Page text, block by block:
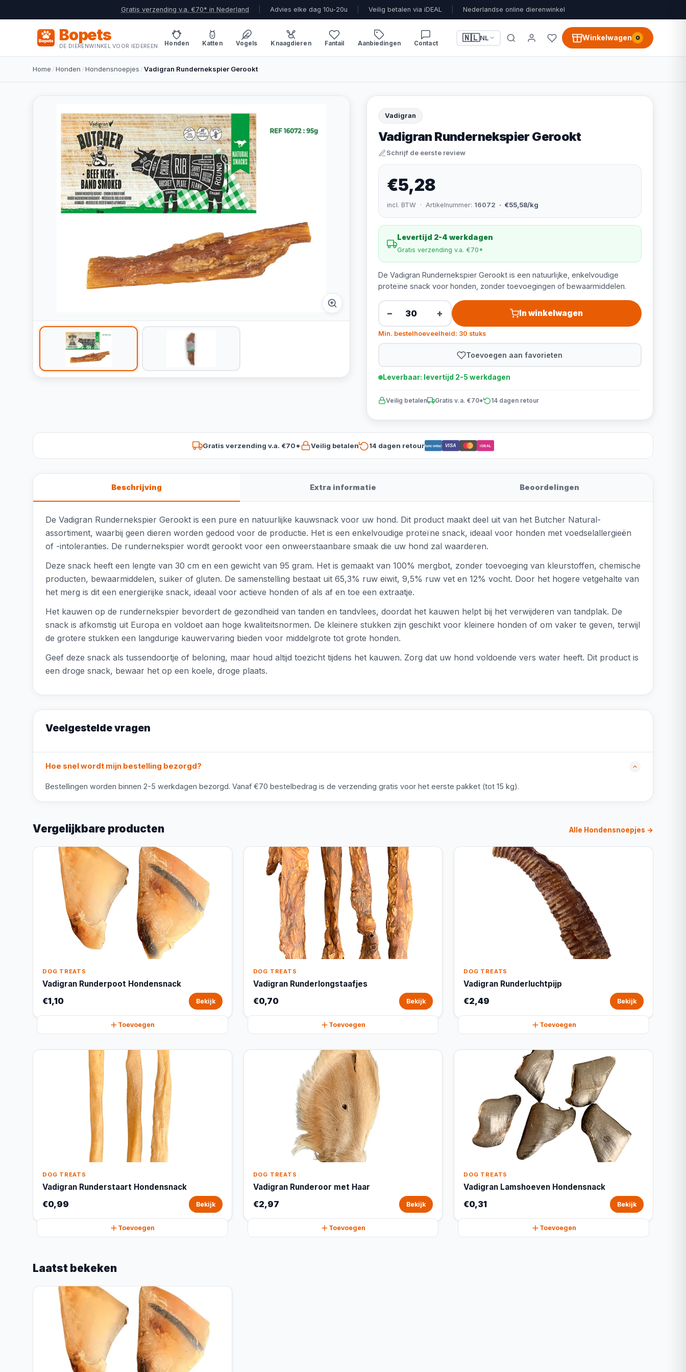
Gratis verzending v.a. €70* in Nederland Advies elke dag 10u-20u Veilig betalen via iDEAL Nederlandse online dierenwinkel
Bopets
DE DIERENWINKEL VOOR IEDEREEN Honden Katten Vogels Knaagdieren Fantail Aanbiedingen Contact
🇳🇱NL Winkelwagen 0
Home /Honden /Hondensnoepjes /Vadigran Rundernekspier Gerookt
Vadigran
Vadigran Rundernekspier Gerookt
Schrijf de eerste review
€5,28
incl. BTW · Artikelnummer: 16072 · €55,58/kg
Levertijd 2-4 werkdagen
Gratis verzending v.a. €70*
De Vadigran Rundernekspier Gerookt is een natuurlijke, enkelvoudige
proteïne snack voor honden, zonder toevoegingen of bewaarmiddelen.
− + In winkelwagen
Min. bestelhoeveelheid: 30 stuks
Toevoegen aan favorieten
Leverbaar: levertijd 2-5 werkdagen
Veilig betalen Gratis v.a. €70* 14 dagen retour
Gratis verzending v.a. €70* Veilig betalen 14 dagen retourBancontact VISA iDEAL
Beschrijving Extra informatie Beoordelingen
De Vadigran Rundernekspier Gerookt is een pure en natuurlijke kauwsnack voor uw hond. Dit product maakt deel uit van het Butcher Natural-
assortiment, waarbij geen dieren worden gedood voor de productie. Het is een enkelvoudige proteïne snack, ideaal voor honden met voedselallergieën
of -intoleranties. De rundernekspier wordt gerookt voor een onweerstaanbare smaak die uw hond zal waarderen.
Deze snack heeft een lengte van 30 cm en een gewicht van 95 gram. Het is gemaakt van 100% mergbot, zonder toevoeging van kleurstoffen, chemische
producten, bewaarmiddelen, suiker of gluten. De samenstelling bestaat uit 65,3% ruw eiwit, 9,5% ruw vet en 12% vocht. Door het hogere vetgehalte van
het merg is dit een energierijke snack, ideaal voor actieve honden of als af en toe een extraatje.
Het kauwen op de rundernekspier bevordert de gezondheid van tanden en tandvlees, doordat het kauwen helpt bij het verwijderen van tandplak. De
snack is afkomstig uit Europa en voldoet aan hoge kwaliteitsnormen. De kleinere stukken zijn geschikt voor kleinere honden of om vaker te geven, terwijl
de grotere stukken een langdurige kauwervaring bieden voor middelgrote tot grote honden.
Geef deze snack als tussendoortje of beloning, maar houd altijd toezicht tijdens het kauwen. Zorg dat uw hond voldoende vers water heeft. Dit product is
een droge snack, bewaar het op een koele, droge plaats.
Veelgestelde vragen
Hoe snel wordt mijn bestelling bezorgd?
Bestellingen worden binnen 2-5 werkdagen bezorgd. Vanaf €70 bestelbedrag is de verzending gratis voor het eerste pakket (tot 15 kg).
Vergelijkbare producten Alle Hondensnoepjes →
DOG TREATS
Vadigran Runderpoot Hondensnack
€1,10 Bekijk
Toevoegen
DOG TREATS
Vadigran Runderlongstaafjes
€0,70 Bekijk
Toevoegen
DOG TREATS
Vadigran Runderluchtpijp
€2,49 Bekijk
Toevoegen
DOG TREATS
Vadigran Runderstaart Hondensnack
€0,99 Bekijk
Toevoegen
DOG TREATS
Vadigran Runderoor met Haar
€2,97 Bekijk
Toevoegen
DOG TREATS
Vadigran Lamshoeven Hondensnack
€0,31 Bekijk
Toevoegen
Laatst bekeken